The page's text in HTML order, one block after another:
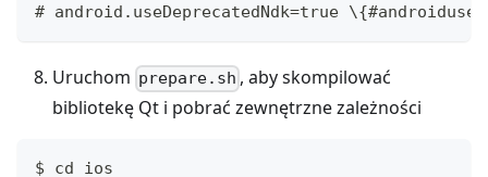
# android.useDeprecatedNdk=true
Uruchom prepare.sh , aby skompilować
bibliotekę Qt i pobrać zewnętrzne zależności
$ cd ios